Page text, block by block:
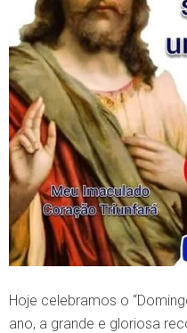
Hoje celebramos o
ano, a grande e gloriosa